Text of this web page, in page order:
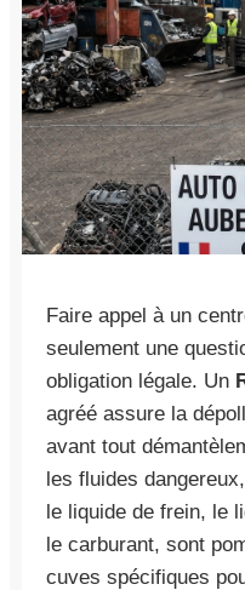
Faire appel à un
seulement une
obligation légale. Un
agréé assure la
avant tout
les fluides
le liquide de frein, le
le carburant, sont
cuves spécifiques